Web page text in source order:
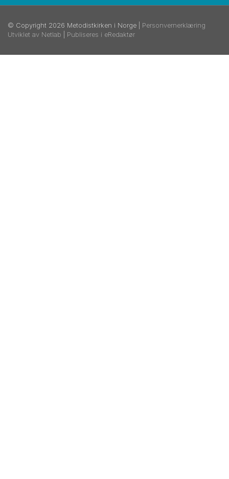
© Copyright 2026 Metodistkirken i Norge | Personvernerklæring
Utviklet av Netlab
Publiseres i eRedaktør